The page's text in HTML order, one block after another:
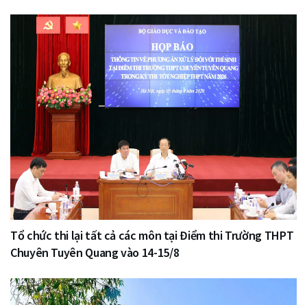
Tổ chức thi lại tất cả các môn tại Điểm thi Trường THPT
Chuyên Tuyên Quang vào 14-15/8